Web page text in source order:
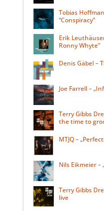
Tobias
“Conspiracy”
Erik
Ronny Whyte”
Denis Gäbel –
Joe Farrell –
Terry Gibbs
the time to
MTJQ –
Nils Eikmeier –
Terry Gibbs
live